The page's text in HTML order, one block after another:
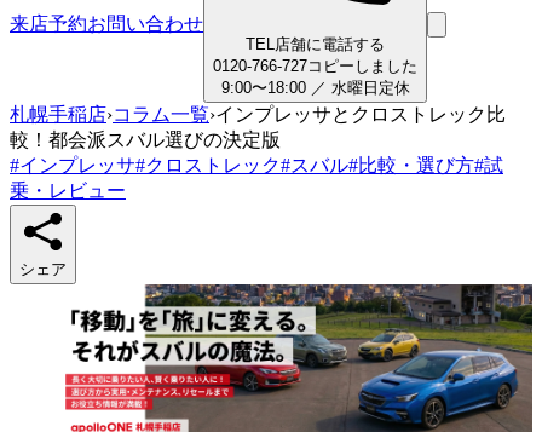
来店予約お問い合わせ
TEL 店舗に電話する
01 20-766-727コピーしました
9:00〜18:00／ 水曜日 定休
札幌手稲店›コラム一覧›インプレッサとクロストレック比
較！都会派スバル選びの決定版
#インプレッサ#クロストレック#スバル#比較・選び方#試
乗・レビュー
シェア